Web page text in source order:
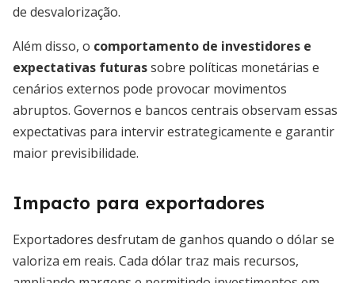
de desvalorização.
Além disso, o comportamento de investidores e
expectativas futurassobre políticas monetárias e
cenários externos pode provocar movimentos
abruptos. Governos e bancos centrais observam essas
expectativas para intervir estrategicamente e garantir
maior previsibilidade.
Impacto para exportadores
Exportadores desfrutam de ganhos quando o dólar se
valoriza em reais. Cada dólar traz mais recursos,